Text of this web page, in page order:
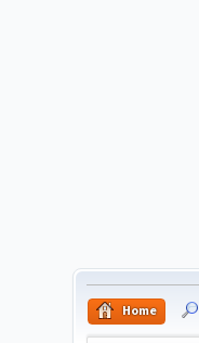
Home